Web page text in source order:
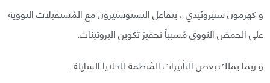
و كهرمون ستيروئيدي ، يتفاعل التستوستيرون مع المُستقبلات النووية
على الحمض النووي مُسبباً تحفيز تكوين البروتينات.
و ربما يملك بعض التأثيرات المُنظمة للخلايا الساتِلَة.